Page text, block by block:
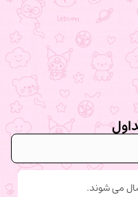
می شوند.